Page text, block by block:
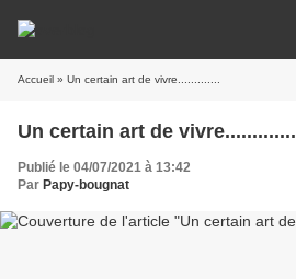
Accueil » Un certain art de vivre.............
Un certain art de vivre.............
Publié le 04/07/2021 à 13:42
Par Papy-bougnat